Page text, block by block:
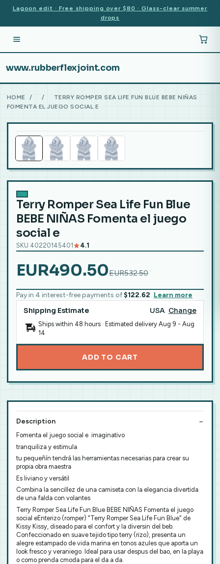
Lagoon edit · Free shipping over $80 · Glass-clear summer
drops
www.rubberflexjoint.com
HOME / /
TERRY ROMPER SEA LIFE FUN BLUE BEBE NIÑAS
FOMENTA EL JUEGO SOCIAL E
Terry Romper Sea Life Fun Blue
BEBE NIÑAS Fomenta el juego
social e
SKU 40220145401 4.1
EUR490.50EUR532.50
Pay in 4 interest-free payments of $122.62 Learn more
Shipping Estimate USA Change
Ships within 48 hours · Estimated delivery Aug 9 - Aug
14
ADD TO CART
Description
Fomenta el juego social e imaginativo
tranquiliza y estimula
tu pequeñín tendrá las herramientas necesarias para crear su
propia obra maestra
Es liviano y versátil
Combina la sencillez de una camiseta con la elegancia divertida
de una falda con volantes
Terry Romper Sea Life Fun Blue BEBE NIÑAS Fomenta el juego
social eEnterizo (romper) "Terry Romper Sea Life Fun Blue" de
Kissy Kissy, diseado para el confort y la diversin del beb.
Confeccionado en suave tejido tipo terry (rizo), presenta un
alegre estampado de vida marina en tonos azules que aporta un
look fresco y veraniego. Ideal para usar despus del bao, en la playa
o como prenda cmoda para el da a da.